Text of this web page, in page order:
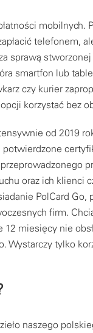
mobilnych.
telefonem,
sprawą
smartfon lub
czy kurier
korzystać bez
od 2019
oraz ich klienci
PolCard
firm.
miesięcy nie
Wystarczy tylko
naszego